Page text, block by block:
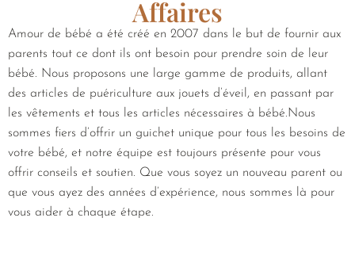
Affaires
Amour de bébé a été créé en 2007 dans le but de fournir aux
parents tout ce dont ils ont besoin pour prendre soin de leur
bébé. Nous proposons une large gamme de produits, allant
des articles de puériculture aux jouets d’éveil, en passant par
les vêtements et tous les articles nécessaires à bébé.Nous
sommes fiers d’offrir un guichet unique pour tous les besoins de
votre bébé, et notre équipe est toujours présente pour vous
offrir conseils et soutien. Que vous soyez un nouveau parent ou
que vous ayez des années d’expérience, nous sommes là pour
vous aider à chaque étape.